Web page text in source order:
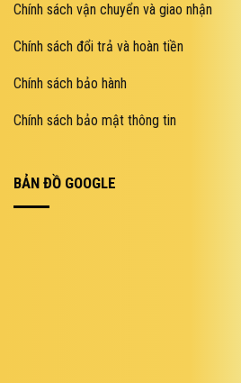
Chính sách vận chuyển và giao nhận
Chính sách đổi trả và hoàn tiền
Chính sách bảo hành
Chính sách bảo mật thông tin
BẢN ĐỒ GOOGLE